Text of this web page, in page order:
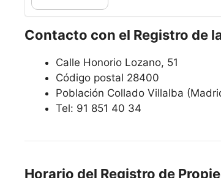
Contacto con el Registro de
Calle Honorio Lozano, 51
Código postal 28400
Población Collado Villalba
Tel: 91 851 40 34
Horario del Registro de